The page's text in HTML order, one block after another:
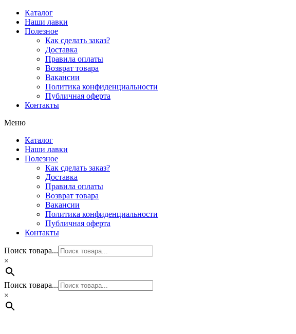
Перейти
содержимому
Каталог
Наши лавки
Полезное
Как сделать заказ?
Доставка
Правила оплаты
Возврат товара
Вакансии
Политика конфиденциальности
Публичная оферта
Контакты
Меню
Каталог
Наши лавки
Полезное
Как сделать заказ?
Доставка
Правила оплаты
Возврат товара
Вакансии
Политика конфиденциальности
Публичная оферта
Контакты
Поиск товара...
×
Поиск товара...
×